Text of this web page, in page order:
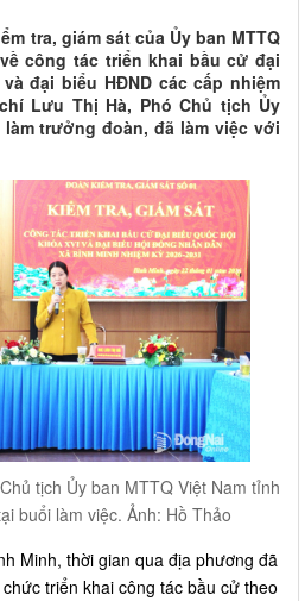
tra, giám sát của Ủy ban MTTQ
công tác triển khai bầu cử đại
đại biểu HĐND các cấp nhiệm
Lưu Thị Hà, Phó Chủ tịch Ủy
làm trưởng đoàn, đã làm việc với
tịch Ủy ban MTTQ Việt Nam tỉnh
buổi làm việc. Ảnh: Hồ Thảo
Minh, thời gian qua địa phương đã
triển khai công tác bầu cử theo